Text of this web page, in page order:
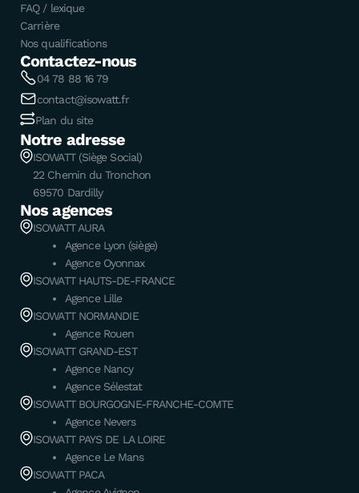
FAQ / lexique
Carrière
Nos qualifications
Contactez-nous
04 78 88 16 79
contact@isowatt.fr
Plan du site
Notre adresse
ISOWATT (Siège Social)
22 Chemin du Tronchon
69570 Dardilly
Nos agences
ISOWATT AURA
Agence Lyon (siège)
Agence Oyonnax
ISOWATT HAUTS-DE-FRANCE
Agence Lille
ISOWATT NORMANDIE
Agence Rouen
ISOWATT GRAND-EST
Agence Nancy
Agence Sélestat
ISOWATT BOURGOGNE-FRANCHE-COMTE
Agence Nevers
ISOWATT PAYS DE LA LOIRE
Agence Le Mans
ISOWATT PACA